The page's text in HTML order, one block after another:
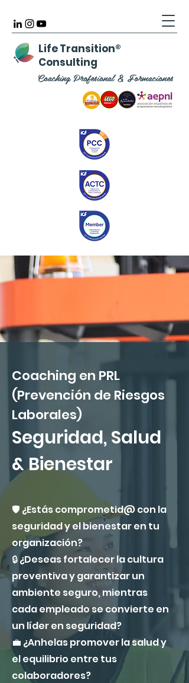
Life Transition®
Consulting
Coaching Profesional & Formaciones
Coaching en PRL
(Prevención de Riesgos
Laborales)
Seguridad,Salud
& Bienestar
🛡️ ¿Estás comprometid@ con la
seguridad y el bienestar en tu
organización?
🔒 ¿Deseas fortalecer la cultura
preventiva y garantizar un
ambiente seguro, mientras
cada empleado se convierte en
un líder en seguridad?
💼 ¿Anhelas promover la salud y
el equilibrio entre tus
colaboradores?